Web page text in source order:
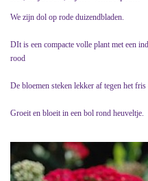
We zijn dol op rode duizendbladen.
DIt is een compacte volle plant met een
rood
De bloemen steken lekker af tegen het
Groeit en bloeit in een bol rond heuveltje.